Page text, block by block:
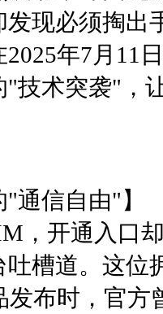
发现必须掏
年7月11
"技术突袭"，
通信自由"】
，开通入口
槽道。这位
发布时，官